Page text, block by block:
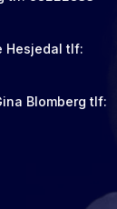
Hesjedal tlf:
Blomberg tlf: